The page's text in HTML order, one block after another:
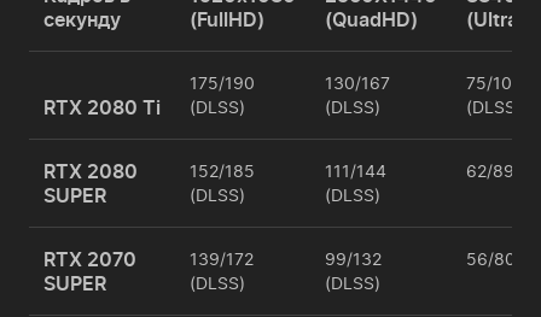
секунду
(FullHD)
(QuadHD)
RTX 2080 Ti
175/190
(DLSS)
130/167
(DLSS)
75/105
(DLSS)
RTX 2080
SUPER
152/185
(DLSS)
111/144
(DLSS)
62/89
RTX 2070
SUPER
139/172
(DLSS)
99/132
(DLSS)
56/80